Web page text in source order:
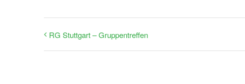
RG Stuttgart – Gruppentreffen